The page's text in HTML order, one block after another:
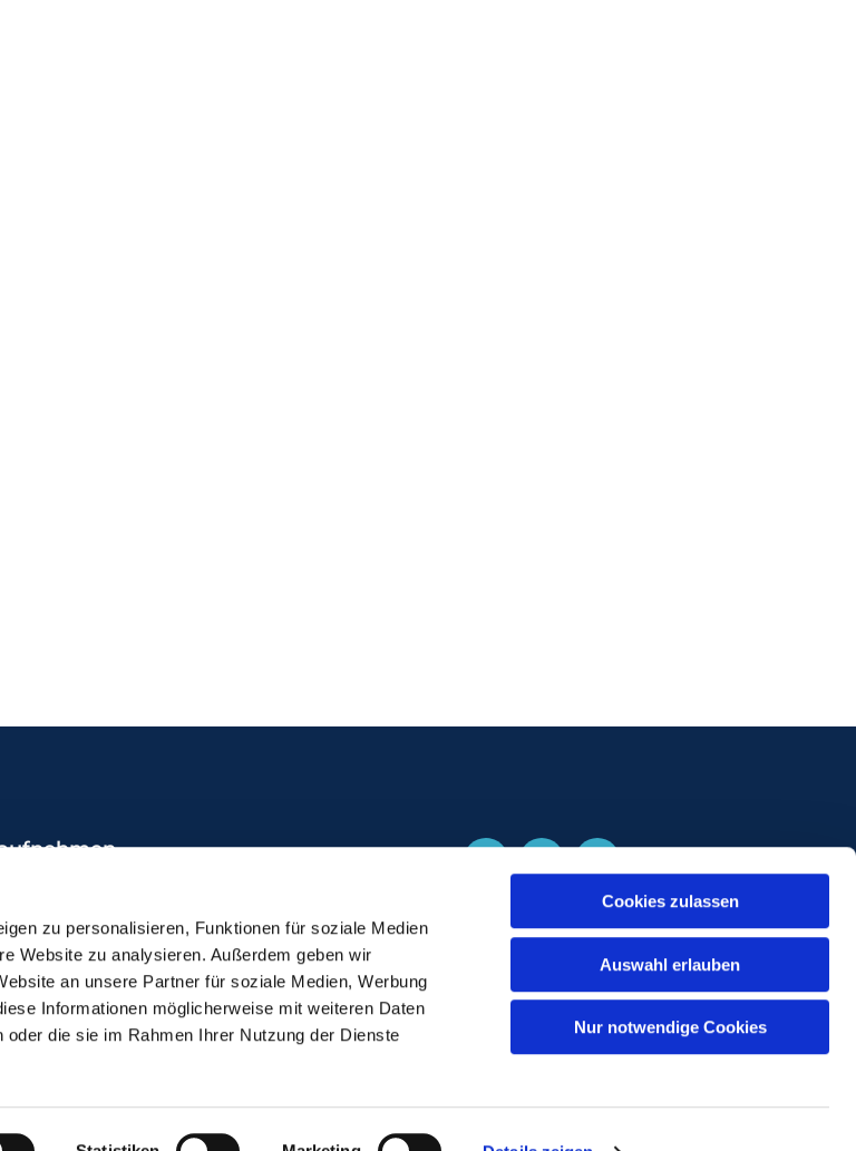
zu personalisieren, Funktionen für soziale Medien
Website zu analysieren. Außerdem geben wir
an unsere Partner für soziale Medien, Werbung
Informationen möglicherweise mit weiteren Daten
die sie im Rahmen Ihrer Nutzung der Dienste
Cookies zulassen
Auswahl erlauben
Nur notwendige Cookies
17
ChurchDesk-Login